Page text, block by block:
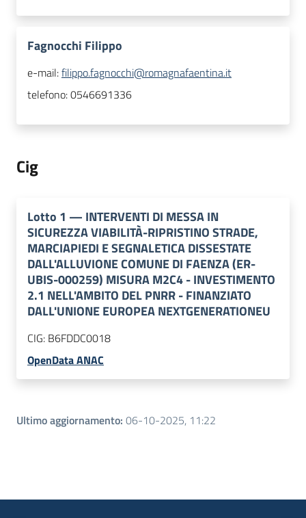
Fagnocchi Filippo
e-mail:filippo.fagnocchi@romagnafaentina.it
telefono:0546691336
Cig
Lotto 1 — INTERVENTI DI MESSA IN
SICUREZZA VIABILITÀ-RIPRISTINO STRADE,
MARCIAPIEDI E SEGNALETICA DISSESTATE
DALL'ALLUVIONE COMUNE DI FAENZA (ER-
UBIS-000259) MISURA M2C4 - INVESTIMENTO
2.1 NELL'AMBITO DEL PNRR - FINANZIATO
DALL'UNIONE EUROPEA NEXTGENERATIONEU
CIG: B6FDDC0018
OpenData ANAC
Ultimo aggiornamento: 06-10-2025, 11:22